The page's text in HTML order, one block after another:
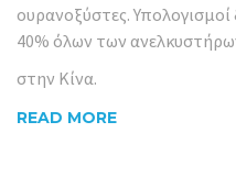
ουρανοξύστες. Υπολογισμοί
40% όλων των
στην Κίνα.
READ MORE